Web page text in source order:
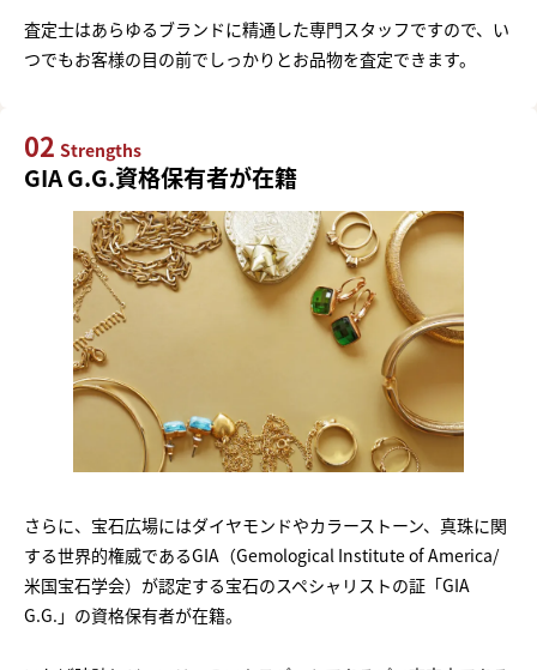
査定士はあらゆるブランドに精通した専門スタッフですので、い
つでもお客様の目の前でしっかりとお品物を査定できます。
02 Strengths
GIA G.G.資格保有者が在籍
さらに、宝石広場にはダイヤモンドやカラーストーン、真珠に関
する世界的権威であるGIA（Gemological Institute of America/
米国宝石学会）が認定する宝石のスペシャリストの証「GIA
G.G.」の資格保有者が在籍。